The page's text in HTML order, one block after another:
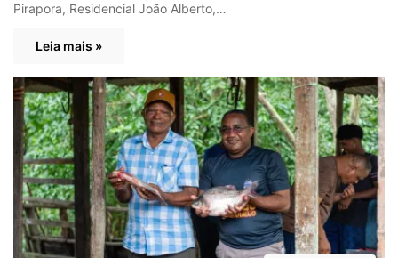
Pirapora, Residencial João Alberto,…
Leia mais »